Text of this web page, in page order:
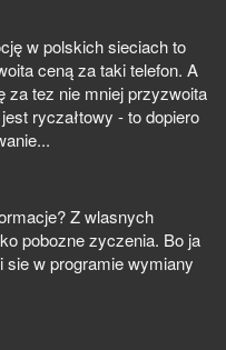
w polskich sieciach to
ceną za taki telefon. A
za tez nie mniej przyzwoita
ryczałtowy - to dopiero
Z wlasnych
pobozne zyczenia. Bo ja
w programie wymiany